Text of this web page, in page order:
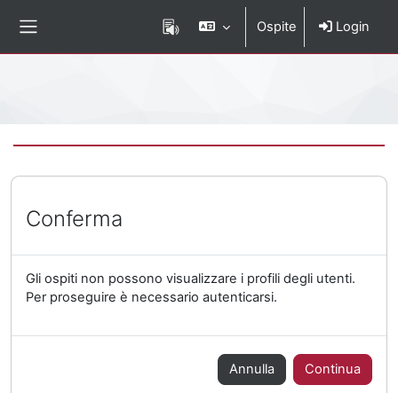
Ospite Login
Conferma
Gli ospiti non possono visualizzare i profili degli utenti.
Per proseguire è necessario autenticarsi.
Annulla Continua